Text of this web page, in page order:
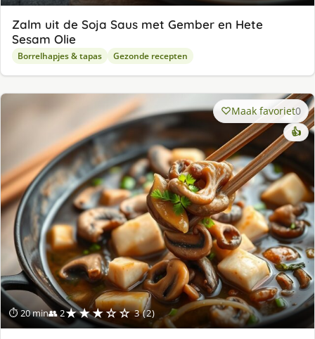
Zalm uit de Soja Saus met Gember en Hete
Sesam Olie
Borrelhapjes & tapas Gezonde recepten
⏱ 20 min👥 2★★★☆☆ 3 (2)
Maak favoriet0
👍